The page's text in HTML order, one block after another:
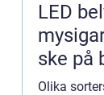
LED
ske på
Olika